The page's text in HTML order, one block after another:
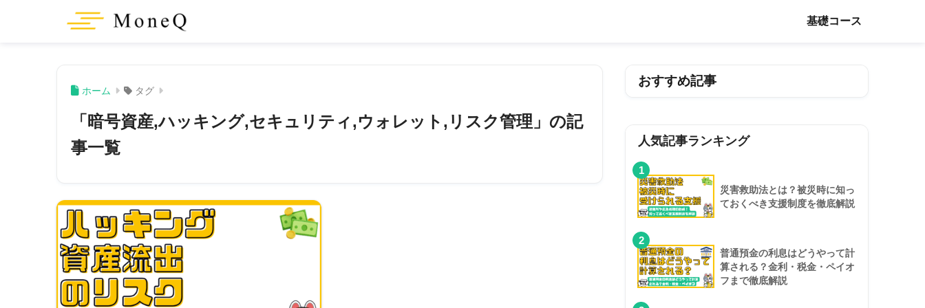
基礎コース
ホーム タグ
「暗号資産,ハッキング,セキュリティ,ウォレット,リスク管理」の記
事一覧
おすすめ記事
人気記事ランキング
1
災害救助法とは？被災時に知っ
ておくべき支援制度を徹底解説
2
普通預金の利息はどうやって計
算される？金利・税金・ペイオ
フまで徹底解説